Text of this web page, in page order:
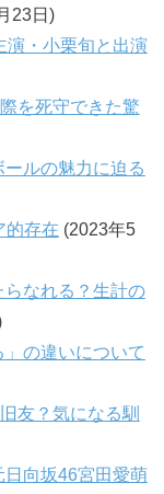
23日)
演・小栗旬と出演
を死守できた驚
ルの魅力に迫る
的存在 (2023年5
なれる？生計の
の違いについて
友？気になる馴
向坂46宮田愛萌